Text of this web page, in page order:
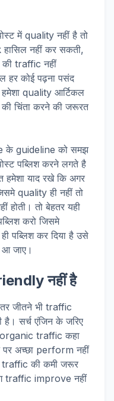
में quality नहीं है तो
हासिल नहीं कर सकती,
traffic नहीं
हर कोई पढ़ना पसंद
quality आर्टिकल
चिंता करने की जरूरत
के guideline को समझ
पब्लिश करने लगते है
हमेशा याद रखे कि अगर
quality ही नहीं तो
तो बेहतर यही
करो जिसमे
पब्लिश कर दिया है उसे
जाए।
नहीं है
जीतने भी traffic
है। सर्च एंजिन के जरिए
traffic कहा
पर अच्छा perform नहीं
traffic की कमी जरूर
traffic improve नहीं